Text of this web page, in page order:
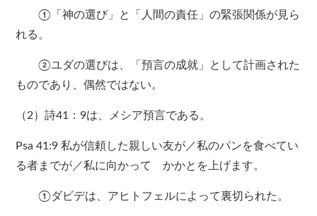
①「神の選び」と「人間の責任」の緊張関係が見ら
れる。
②ユダの選びは、「預言の成就」として計画された
ものであり、偶然ではない。
（2）詩41：9は、メシア預言である。
Psa 41:9 私が信頼した親しい友が／私のパンを食べてい
る者までが／私に向かって かかとを上げます。
①ダビデは、アヒトフェルによって裏切られた。